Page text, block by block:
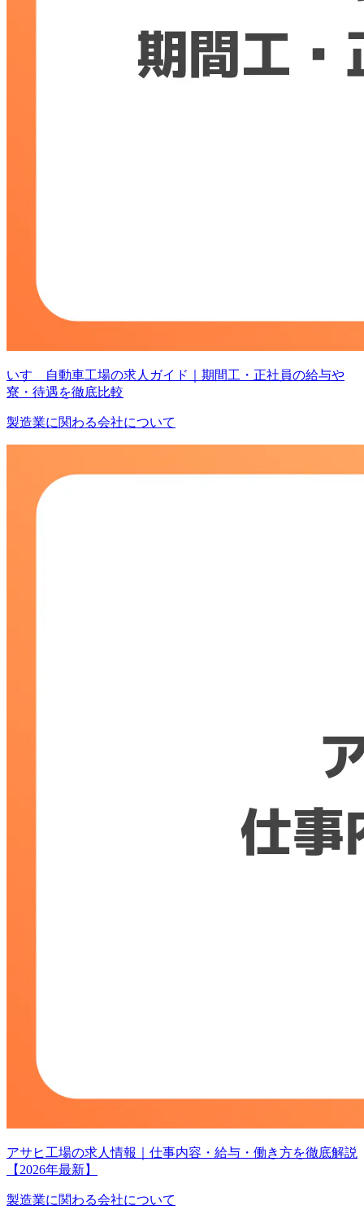
いすゞ自動車工場の求人ガイド｜期間工・正社員の給与や
寮・待遇を徹底比較
製造業に関わる会社について
アサヒ工場の求人情報｜仕事内容・給与・働き方を徹底解説
【2026年最新】
製造業に関わる会社について